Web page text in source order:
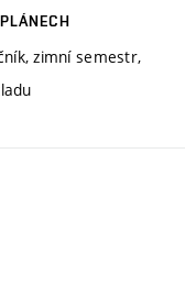
zimní semestr,